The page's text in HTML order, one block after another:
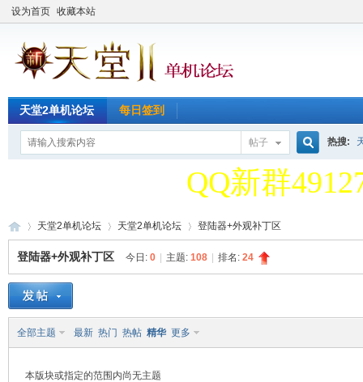
设为首页 收藏本站
天堂2单机论坛 每日签到
帖子 热搜:
天堂2单机
QQ新群
天堂2单机
»
天堂2单机论坛 天堂2单机论坛 登陆器+外观补丁区
登陆器+外观补丁区 今日: 0 主题: 108 排名: 24
全部主题 最新 热门 热帖 精华 更多
本版块或指定的范围内尚无主题